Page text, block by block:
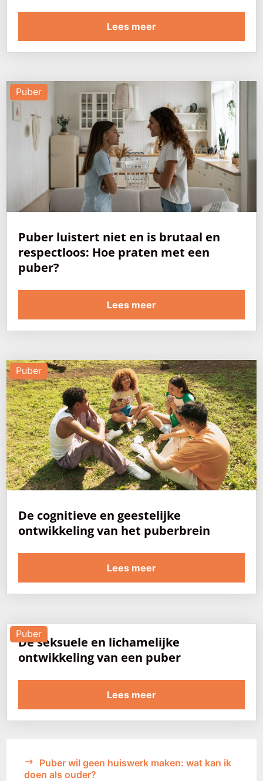
Lees meer
Puber luistert niet en is brutaal en
respectloos: Hoe praten met een
puber?
Puber
Lees meer
De cognitieve en geestelijke
ontwikkeling van het puberbrein
Puber
Lees meer
De seksuele en lichamelijke
ontwikkeling van een puber
Puber
Lees meer
Puber wil geen huiswerk maken: wat kan ik
doen als ouder?